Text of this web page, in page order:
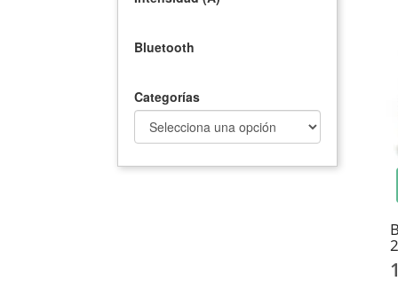
Bluetooth
Categorías